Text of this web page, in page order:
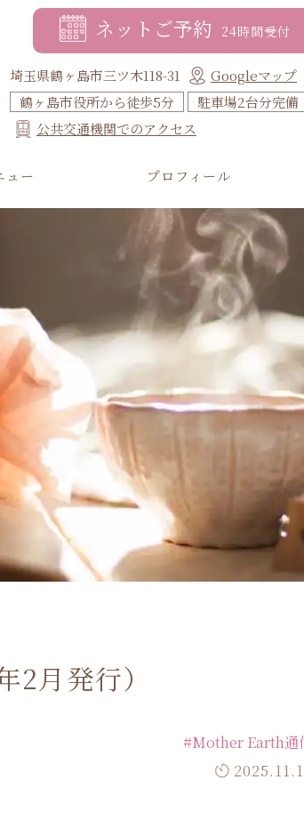
ネットご予約 24時間受付
埼玉県鶴ヶ島市三ツ木118-31
Googleマップ
鶴ヶ島市役所から徒歩5分
駐車場2台分完備
公共交通機関でのアクセス
ュー プロフィール
月発行）
#Mother Earth通